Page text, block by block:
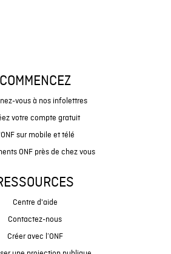
COMMENCEZ
vous à nos infolettres
votre compte gratuit
sur mobile et télé
ONF près de chez vous
Centre d'aide
Contactez-nous
Créer avec l’ONF